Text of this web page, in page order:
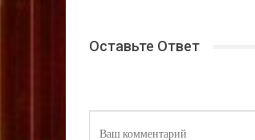
Оставьте Ответ